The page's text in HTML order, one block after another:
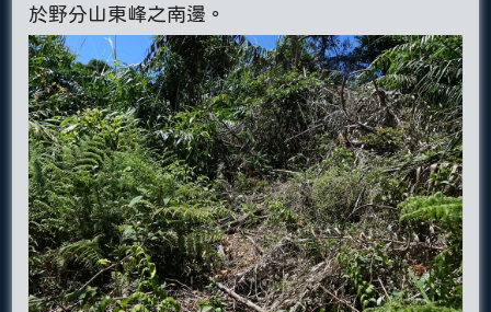
於野分山東峰之南邊。